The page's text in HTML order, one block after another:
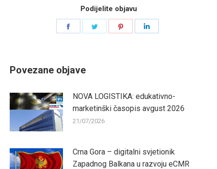
Podijelite objavu
Povezane objave
NOVA LOGISTIKA: edukativno-
marketinški časopis avgust 2026
21/07/2026
Crna Gora – digitalni svjetionik
Zapadnog Balkana u razvoju eCMR